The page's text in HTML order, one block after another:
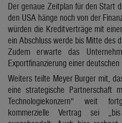
Der genaue Zeitplan für den Start
den USA hänge noch von der
würden die Kreditverträge mit
ein Abschluss werde bis Mitte des
Zudem erwarte das
Exportfinanzierung einer deutschen
Weiters teilte Meyer Burger mit,
eine strategische Partnerschaft
Technologiekonzern“ weit
kommerzielle Vertrag sei